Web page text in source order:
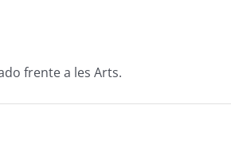
frente a les Arts.